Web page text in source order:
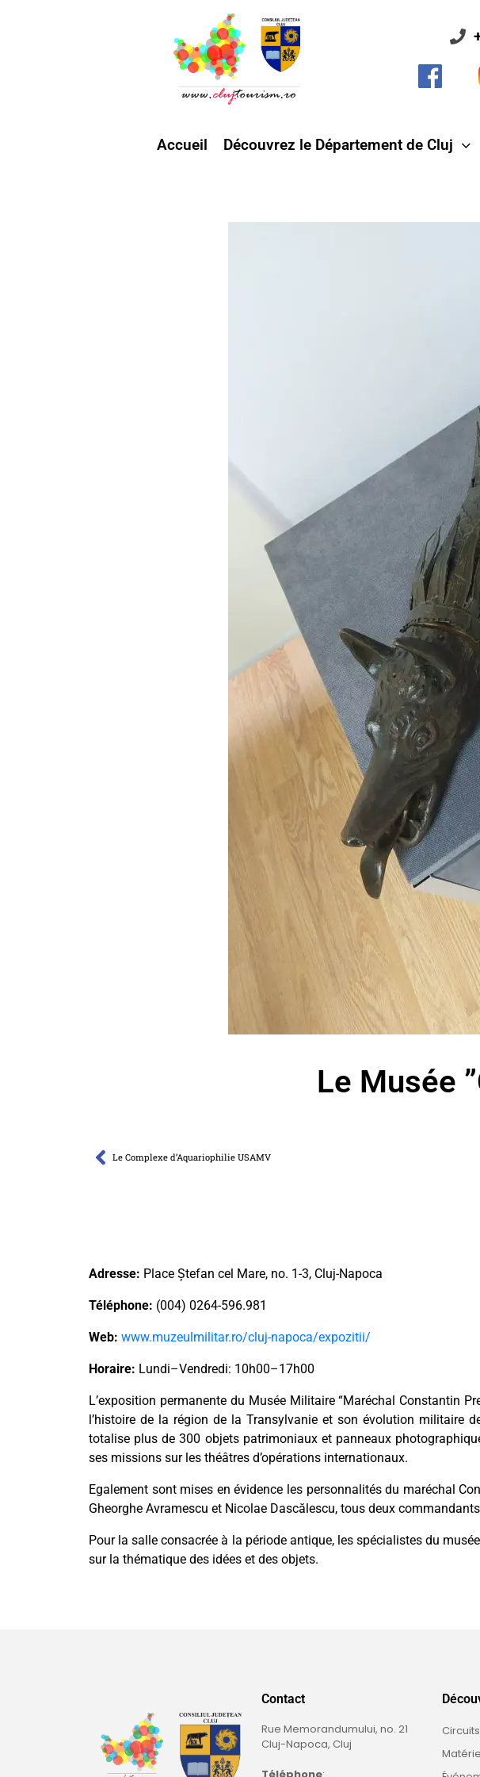
Accueil Découvrez le Département de Cluj
Le Musée
Le Complexe d’Aquariophilie USAMV
Adresse: Place Ștefan cel Mare, no. 1-3, Cluj-Napoca
Téléphone: (004) 0264-596.981
Web: www.muzeulmilitar.ro/cluj-napoca/expozitii/
Horaire: Lundi–Vendredi: 10h00–17h00
L’exposition permanente du Musée Militaire “Maréchal Constantin
l’histoire de la région de la Transylvanie et son évolution militaire
totalise plus de 300 objets patrimoniaux et panneaux
ses missions sur les théâtres d’opérations internationaux.
Egalement sont mises en évidence les personnalités du maréchal
Gheorghe Avramescu et Nicolae Dascălescu, tous deux
Pour la salle consacrée à la période antique, les spécialistes du
sur la thématique des idées et des objets.
Contact
Rue Memorandumului, no. 21
Cluj-Napoca, Cluj